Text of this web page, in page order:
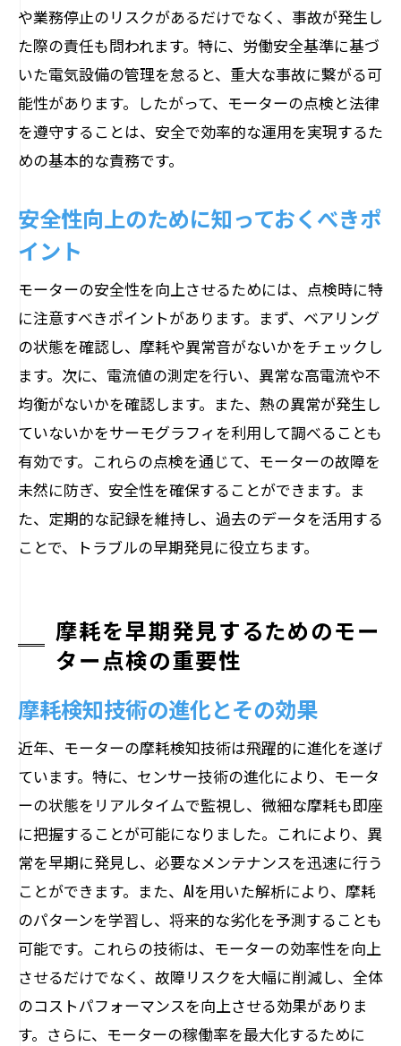
や業務停止のリスクがあるだけでなく、事故が発生し
た際の責任も問われます。特に、労働安全基準に基づ
いた電気設備の管理を怠ると、重大な事故に繋がる可
能性があります。したがって、モーターの点検と法律
を遵守することは、安全で効率的な運用を実現するた
めの基本的な責務です。
安全性向上のために知っておくべきポ
イント
モーターの安全性を向上させるためには、点検時に特
に注意すべきポイントがあります。まず、ベアリング
の状態を確認し、摩耗や異常音がないかをチェックし
ます。次に、電流値の測定を行い、異常な高電流や不
均衡がないかを確認します。また、熱の異常が発生し
ていないかをサーモグラフィを利用して調べることも
有効です。これらの点検を通じて、モーターの故障を
未然に防ぎ、安全性を確保することができます。ま
た、定期的な記録を維持し、過去のデータを活用する
ことで、トラブルの早期発見に役立ちます。
摩耗を早期発見するためのモー
ター点検の重要性
摩耗検知技術の進化とその効果
近年、モーターの摩耗検知技術は飛躍的に進化を遂げ
ています。特に、センサー技術の進化により、モータ
ーの状態をリアルタイムで監視し、微細な摩耗も即座
に把握することが可能になりました。これにより、異
常を早期に発見し、必要なメンテナンスを迅速に行う
ことができます。また、AIを用いた解析により、摩耗
のパターンを学習し、将来的な劣化を予測することも
可能です。これらの技術は、モーターの効率性を向上
させるだけでなく、故障リスクを大幅に削減し、全体
のコストパフォーマンスを向上させる効果がありま
す。さらに、モーターの稼働率を最大化するために